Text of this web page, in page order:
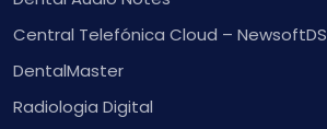
Central Telefónica Cloud – NewsoftDS
DentalMaster
Radiologia Digital